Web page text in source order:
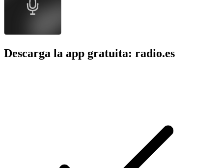
Descarga la app gratuita: radio.es